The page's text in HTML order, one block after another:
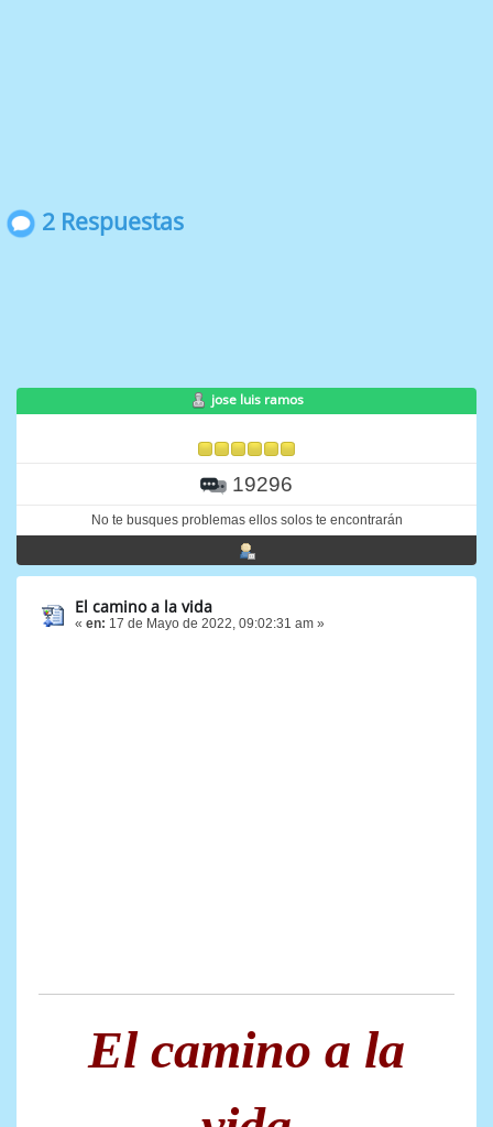
2 Respuestas
jose luis ramos
19296
No te busques problemas ellos solos te encontrarán
El camino a la vida
« en: 17 de Mayo de 2022, 09:02:31 am »
El camino a la